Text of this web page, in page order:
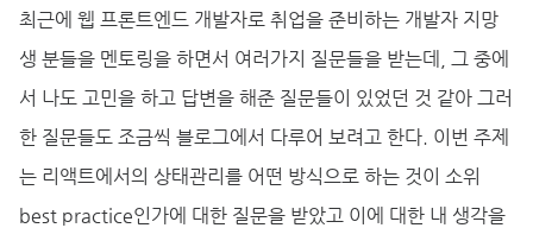
최근에 웹 프론트엔드 개발자로 취업을 준비하는 개발자 지망
생 분들을 멘토링을 하면서 여러가지 질문들을 받는데, 그 중에
서 나도 고민을 하고 답변을 해준 질문들이 있었던 것 같아 그러
한 질문들도 조금씩 블로그에서 다루어 보려고 한다. 이번 주제
는 리액트에서의 상태관리를 어떤 방식으로 하는 것이 소위
best practice인가에 대한 질문을 받았고 이에 대한 내 생각을